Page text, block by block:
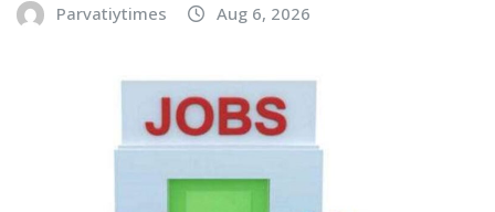
Parvatiytimes Aug 6, 2026